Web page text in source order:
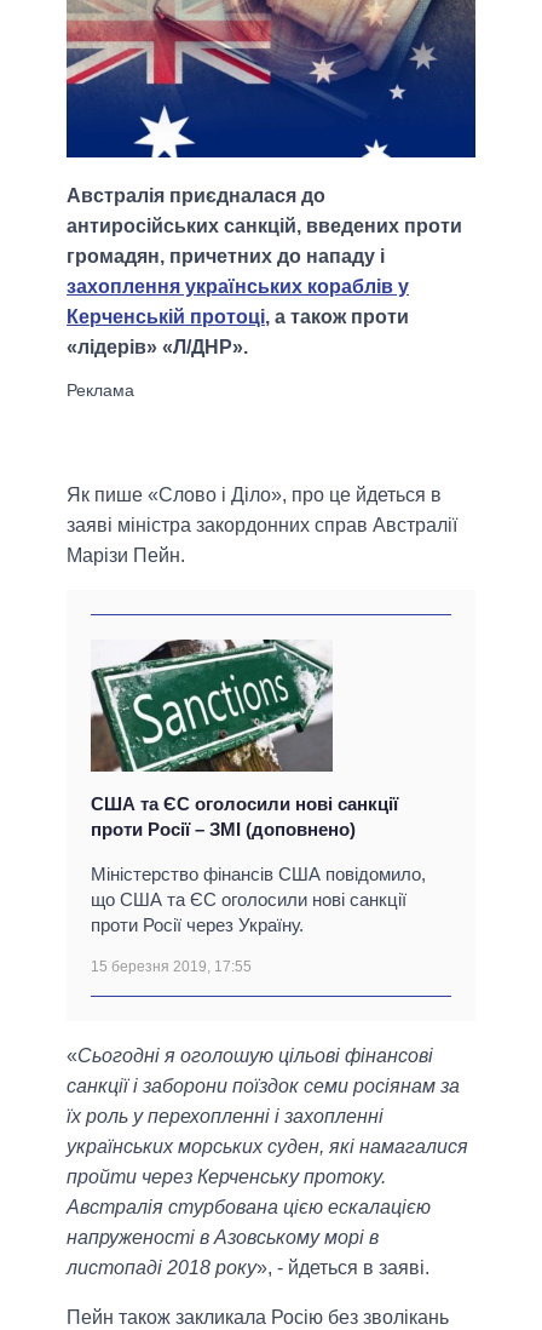
Австралія приєдналася до
антиросійських санкцій, введених проти
громадян, причетних до нападу і
захоплення українських кораблів у
Керченській протоці, а також проти
«лідерів» «Л/ДНР».
Як пише «Слово і Діло», про це йдеться в
заяві міністра закордонних справ Австралії
Марізи Пейн.
США та ЄС оголосили нові санкції
проти Росії – ЗМІ (доповнено)
Міністерство фінансів США повідомило,
що США та ЄС оголосили нові санкції
проти Росії через Україну.
15 березня 2019, 17:55
«Сьогодні я оголошую цільові фінансові
санкції і заборони поїздок семи росіянам за
їх роль у перехопленні і захопленні
українських морських суден, які намагалися
пройти через Керченську протоку.
Австралія стурбована цією ескалацією
напруженості в Азовському морі в
листопаді 2018 року», - йдеться в заяві.
Пейн також закликала Росію без зволікань